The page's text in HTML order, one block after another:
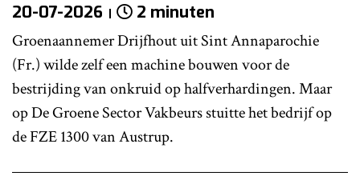
20-07-2026 2 minuten
Groenaannemer Drijfhout uit Sint Annaparochie
(Fr.) wilde zelf een machine bouwen voor de
bestrijding van onkruid op halfverhardingen. Maar
op De Groene Sector Vakbeurs stuitte het bedrijf op
de FZE 1300 van Austrup.